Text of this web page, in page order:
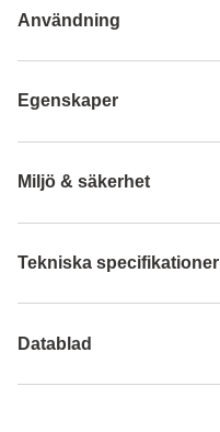
Användning
Egenskaper
Miljö & säkerhet
Tekniska specifikationer
Datablad